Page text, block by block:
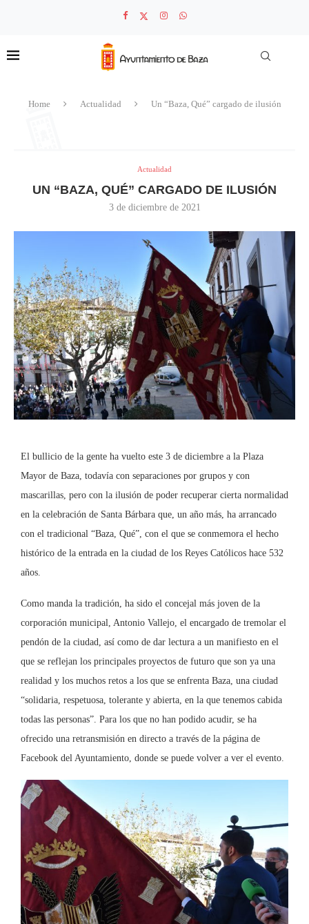
Home Actualidad Un “Baza, Qué” cargado de ilusión
Actualidad
UN “BAZA, QUÉ” CARGADO DE ILUSIÓN
3 de diciembre de 2021
El bullicio de la gente ha vuelto este 3 de diciembre a la Plaza
Mayor de Baza, todavía con separaciones por grupos y con
mascarillas, pero con la ilusión de poder recuperar cierta normalidad
en la celebración de Santa Bárbara que, un año más, ha arrancado
con el tradicional “Baza, Qué”, con el que se conmemora el hecho
histórico de la entrada en la ciudad de los Reyes Católicos hace 532
años.
Como manda la tradición, ha sido el concejal más joven de la
corporación municipal, Antonio Vallejo, el encargado de tremolar el
pendón de la ciudad, así como de dar lectura a un manifiesto en el
que se reflejan los principales proyectos de futuro que son ya una
realidad y los muchos retos a los que se enfrenta Baza, una ciudad
“solidaria, respetuosa, tolerante y abierta, en la que tenemos cabida
todas las personas”. Para los que no han podido acudir, se ha
ofrecido una retransmisión en directo a través de la página de
Facebook del Ayuntamiento, donde se puede volver a ver el evento.